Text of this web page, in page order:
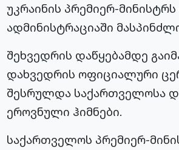
უკრაინის პრემიერ-
ადმინისტრაციაში
შეხვედრის დაწყებამდე
დახვედრის ოფიციალური
შესრულდა საქართველოსა
ეროვნული ჰიმნები.
საქართველოს პრემიერ-